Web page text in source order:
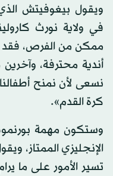
ويقول بيغوفيتش
في ولاية نورث
ممكن من الفرص، فقد
أندية محترفة،
نسعى لأن نمنح
كرة القدم».
وستكون مهمة
الإنجليزي الممتاز،
تسير الأمور على ما